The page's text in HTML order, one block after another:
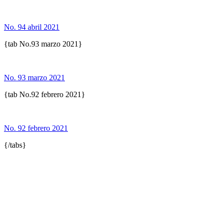
No. 94 abril 2021
{tab No.93 marzo 2021}
No. 93 marzo 2021
{tab No.92 febrero 2021}
No. 92 febrero 2021
{/tabs}